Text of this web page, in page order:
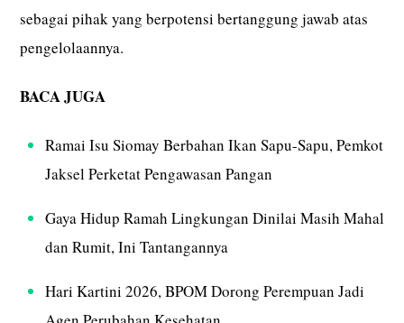
sebagai pihak yang berpotensi bertanggung jawab atas
pengelolaannya.
BACA JUGA
Ramai Isu Siomay Berbahan Ikan Sapu-Sapu, Pemkot
Jaksel Perketat Pengawasan Pangan
Gaya Hidup Ramah Lingkungan Dinilai Masih Mahal
dan Rumit, Ini Tantangannya
Hari Kartini 2026, BPOM Dorong Perempuan Jadi